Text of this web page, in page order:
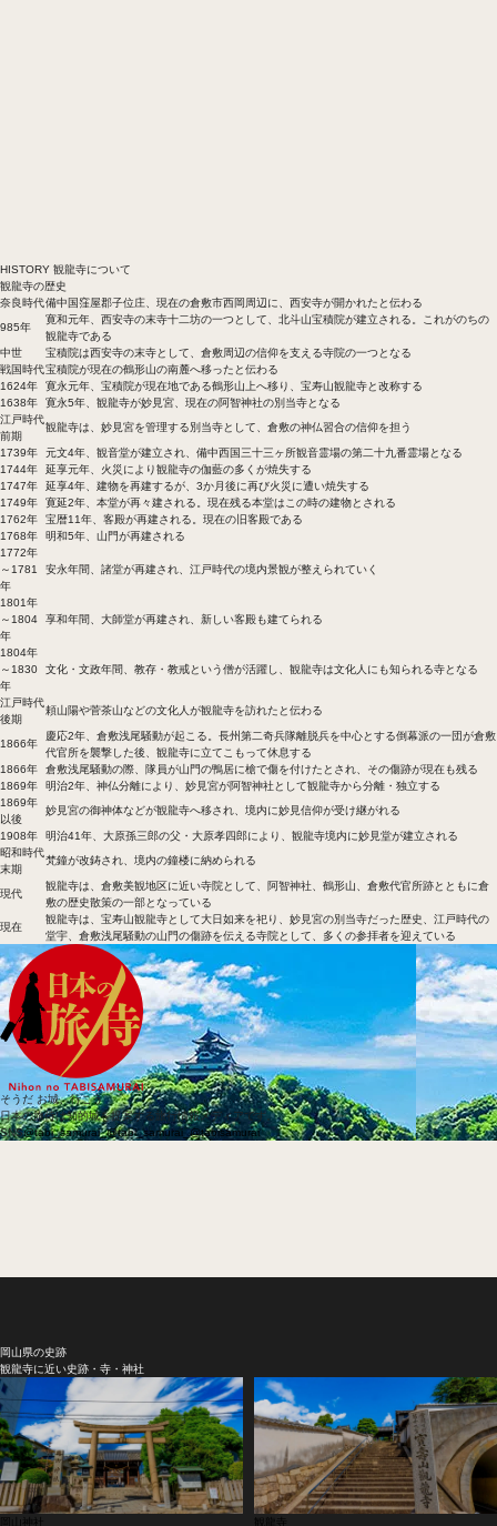
HISTORY 観龍寺について
観龍寺の歴史
奈良時代備中国窪屋郡子位庄、現在の倉敷市西岡周辺に、西安寺が開かれたと伝わる
985年
寛和元年、西安寺の末寺十二坊の一つとして、北斗山宝積院が建立される。これがのちの
観龍寺である
中世
宝積院は西安寺の末寺として、倉敷周辺の信仰を支える寺院の一つとなる
戦国時代宝積院が現在の鶴形山の南麓へ移ったと伝わる
1624年
寛永元年、宝積院が現在地である鶴形山上へ移り、宝寿山観龍寺と改称する
1638年
寛永5年、観龍寺が妙見宮、現在の阿智神社の別当寺となる
江戸時代
前期
観龍寺は、妙見宮を管理する別当寺として、倉敷の神仏習合の信仰を担う
1739年
元文4年、観音堂が建立され、備中西国三十三ヶ所観音霊場の第二十九番霊場となる
1744年
延享元年、火災により観龍寺の伽藍の多くが焼失する
1747年
延享4年、建物を再建するが、3か月後に再び火災に遭い焼失する
1749年
寛延2年、本堂が再々建される。現在残る本堂はこの時の建物とされる
1762年
宝暦11年、客殿が再建される。現在の旧客殿である
1768年
明和5年、山門が再建される
1772年
～1781
年
安永年間、諸堂が再建され、江戸時代の境内景観が整えられていく
1801年
～1804
年
享和年間、大師堂が再建され、新しい客殿も建てられる
1804年
～1830
年
文化・文政年間、教存・教戒という僧が活躍し、観龍寺は文化人にも知られる寺となる
江戸時代
後期
頼山陽や菅茶山などの文化人が観龍寺を訪れたと伝わる
1866年
慶応2年、倉敷浅尾騒動が起こる。長州第二奇兵隊離脱兵を中心とする倒幕派の一団が倉敷
代官所を襲撃した後、観龍寺に立てこもって休息する
1866年
倉敷浅尾騒動の際、隊員が山門の鴨居に槍で傷を付けたとされ、その傷跡が現在も残る
1869年
明治2年、神仏分離により、妙見宮が阿智神社として観龍寺から分離・独立する
1869年
以後
妙見宮の御神体などが観龍寺へ移され、境内に妙見信仰が受け継がれる
1908年
明治41年、大原孫三郎の父・大原孝四郎により、観龍寺境内に妙見堂が建立される
昭和時代
末期
梵鐘が改鋳され、境内の鐘楼に納められる
現代
観龍寺は、倉敷美観地区に近い寺院として、阿智神社、鶴形山、倉敷代官所跡とともに倉
敷の歴史散策の一部となっている
現在
観龍寺は、宝寿山観龍寺として大日如来を祀り、妙見宮の別当寺だった歴史、江戸時代の
堂宇、倉敷浅尾騒動の山門の傷跡を伝える寺院として、多くの参拝者を迎えている
そうだ お城、行こう
日本の旅侍は知的城を提案する旅行情報メディアです。
SNS@tabi_samurai_@tabi_samurai_@tabisamurai
岡山県の史跡
観龍寺に近い史跡・寺・神社
観龍寺